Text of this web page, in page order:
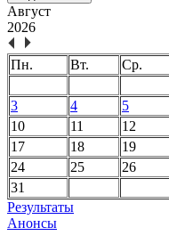
Август
2026
Пн. Вт. Ср.
3
4 5
10
11 12
17
18 19
24
25 26
31
Результаты
Анонсы